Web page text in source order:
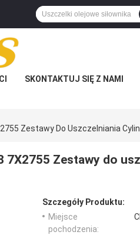
SKONTAKTUJ SIĘ Z NAMI
Zestawy Do Uszczelniania
7X2755 Zestawy do
Szczegóły Produktu:
Miejsce
pochodzenia: